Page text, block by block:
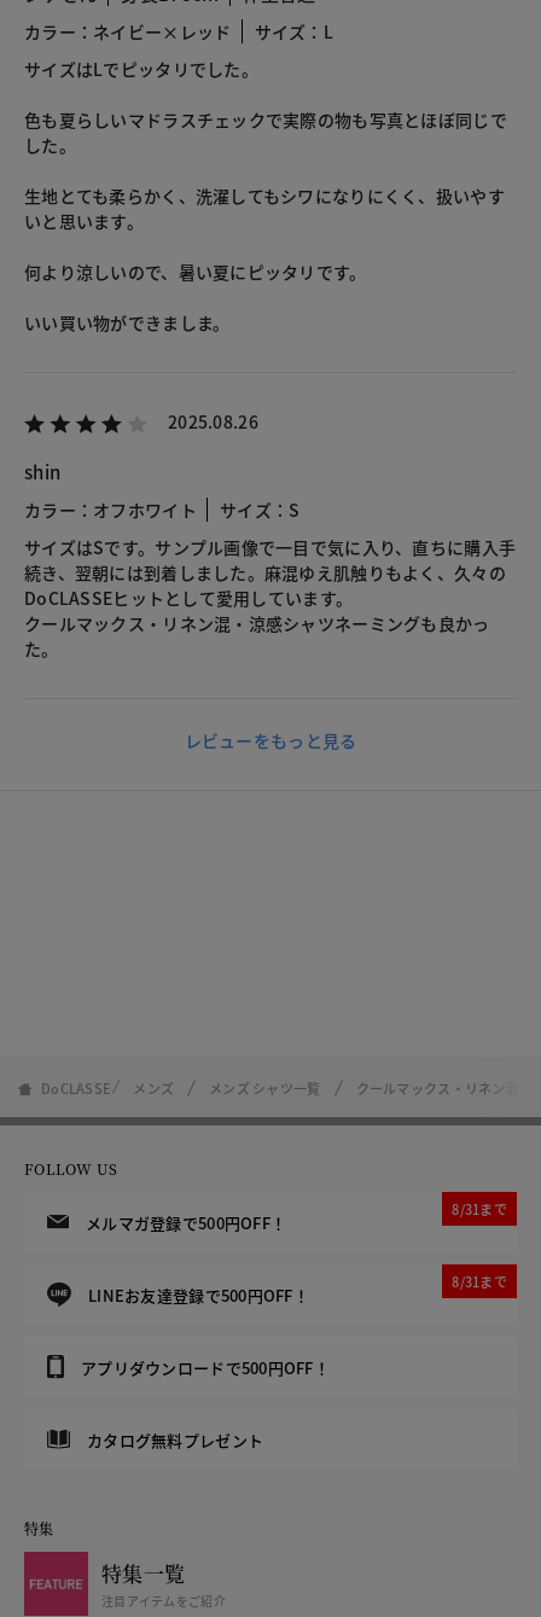
カラー：ネイビー×レッド
サイズ：L
サイズはLでピッタリでした。
色も夏らしいマドラスチェックで実際の物も写真とほぼ同じで
した。
生地とても柔らかく、洗濯してもシワになりにくく、扱いやす
いと思います。
何より涼しいので、暑い夏にピッタリです。
いい買い物ができましま。
2025.08.26
shin
カラー：オフホワイト
サイズ：S
サイズはSです。サンプル画像で一目で気に入り、直ちに購入手
続き、翌朝には到着しました。麻混ゆえ肌触りもよく、久々の
DoCLASSEヒットとして愛用しています。
クールマックス・リネン混・涼感シャツネーミングも良かっ
た。
レビューをもっと見る
DoCLASSE メンズ メンズ シャツ一覧 クールマックス・リネン混・
FOLLOW US
メルマガ登録で500円OFF！
8/31まで
LINEお友達登録で500円OFF！
8/31まで
アプリダウンロードで500円OFF！
カタログ無料プレゼント
特集
特集一覧
注目アイテムをご紹介